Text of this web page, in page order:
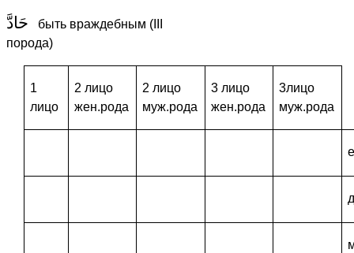
حَادَّ быть враждебным (III
порода)
1
лицо
2 лицо
жен.рода
2 лицо
муж.рода
3 лицо
жен.рода
3лицо
муж.рода